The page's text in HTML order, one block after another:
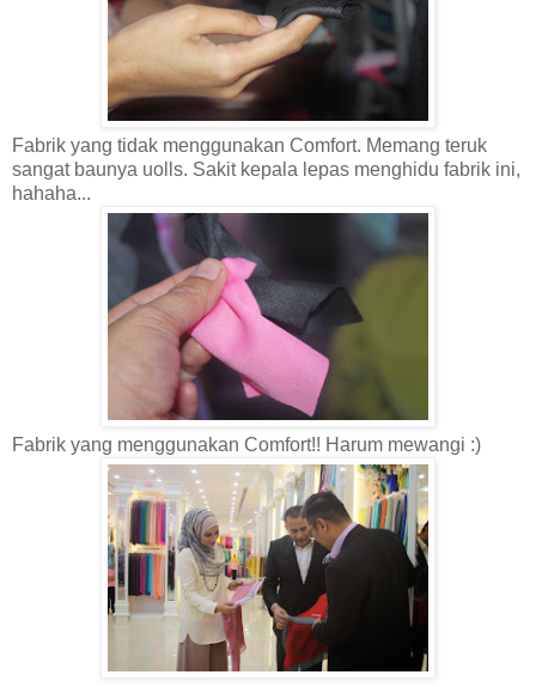
Fabrik yang tidak menggunakan Comfort. Memang teruk
sangat baunya uolls. Sakit kepala lepas menghidu fabrik ini,
hahaha...
Fabrik yang menggunakan Comfort!! Harum mewangi :)